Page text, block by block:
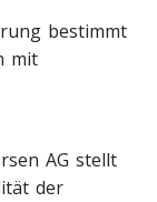
bestimmt
mit
AG stellt
der